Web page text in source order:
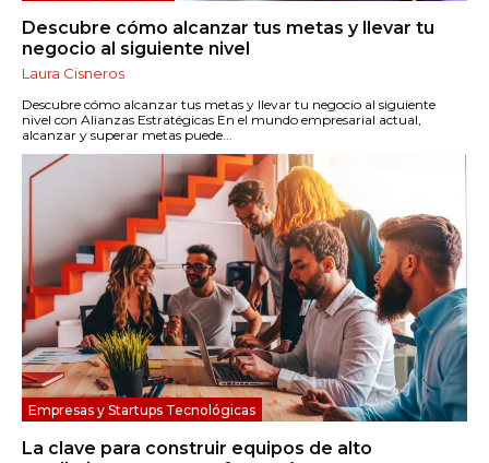
Descubre cómo alcanzar tus metas y llevar tu
negocio al siguiente nivel
Laura Cisneros
Descubre cómo alcanzar tus metas y llevar tu negocio al siguiente
nivel con Alianzas Estratégicas En el mundo empresarial actual,
alcanzar y superar metas puede...
Empresas y Startups Tecnológicas
La clave para construir equipos de alto